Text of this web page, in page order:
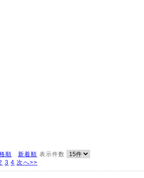
順 新着順 表示件数
3 4 次へ>>